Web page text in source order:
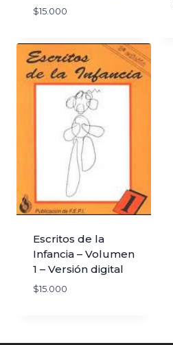
$15.000
Escritos de la
Infancia – Volumen
1 – Versión digital
$15.000